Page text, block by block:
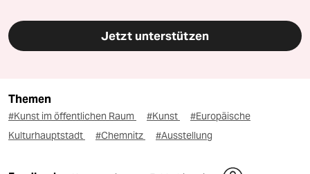
Jetzt unterstützen
Themen
#Kunst im öffentlichen Raum #Kunst
#Europäische
Kulturhauptstadt
#Chemnitz #Ausstellung